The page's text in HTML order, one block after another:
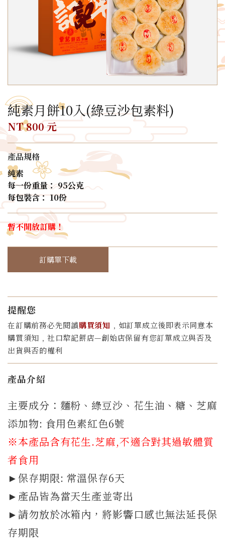
純素月餅10入(綠豆沙包素料)
NT 800 元
產品規格
純素
每一份重量： 95公克
每包裝含： 10份
暫不開放訂購！
訂購單下載
提醒您
在訂購前務必先閱讀購買須知 ﹐如訂單成立後即表示同意本
購買須知﹐社口犂記餅店—創始店保留有您訂單成立與否及
出貨與否的權利
產品介紹
主要成分：麵粉、綠豆沙、花生油、糖、芝麻
添加物: 食用色素紅色6號
※本產品含有花生.芝麻,不適合對其過敏體質
者食用
►保存期限: 常溫保存6天
►產品皆為當天生產並寄出
►請勿放於冰箱內，將影響口感也無法延長保
存期限